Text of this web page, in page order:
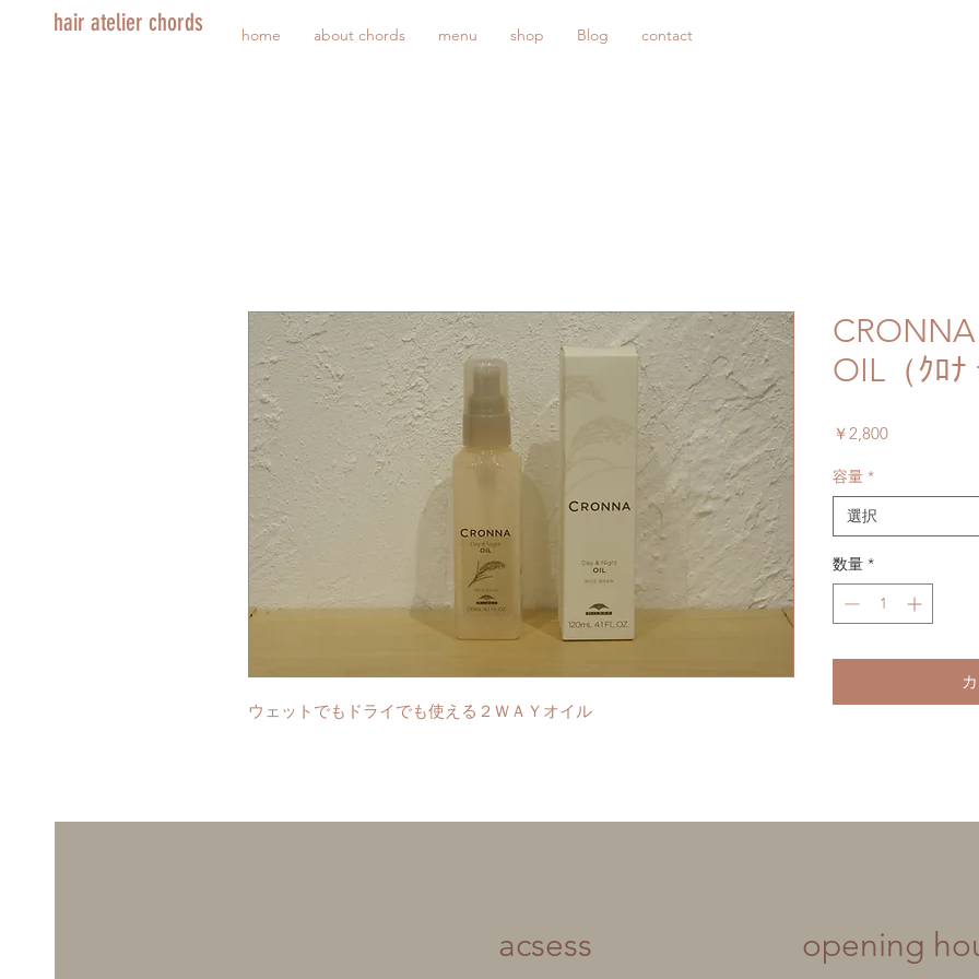
hair atelier chords home about chords menu shop Blog contact
ウェットでもドライでも使える２ＷＡＹオイル
OIL（ｸﾛﾅ
￥2,800価
容量 *
選択
数量 *
acsess ​opening